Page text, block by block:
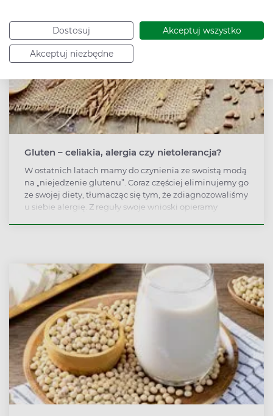
Dostosuj Akceptuj wszystko
Akceptuj niezbędne
Gluten – celiakia, alergia czy nietolerancja?
W ostatnich latach mamy do czynienia ze swoistą modą
na „niejedzenie glutenu”. Coraz częściej eliminujemy go
ze swojej diety, tłumacząc się tym, że zdiagnozowaliśmy
u siebie alergię. Z reguły swoje wnioski opieramy